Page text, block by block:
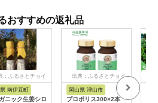
おすすめの返礼品
：ふるさとチョイ
南伊豆町
ニック生姜シロ
出典：ふるさとチョイ
岡山県 津山市
プロポリス300×2本